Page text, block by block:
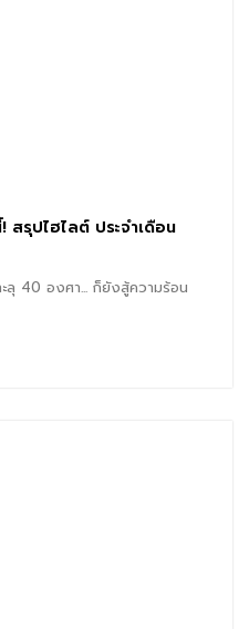
รุปไฮไลต์ ประจำเดือน
ลุ 40 องศา... ก็ยังสู้ความร้อน